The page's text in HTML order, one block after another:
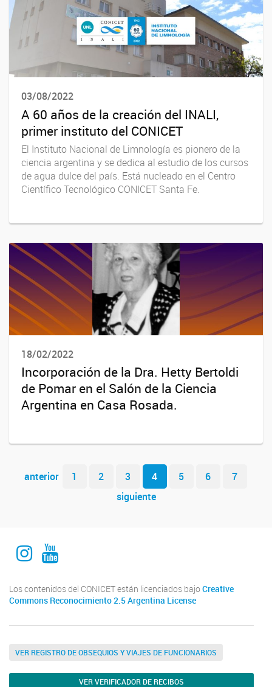
03/08/2022
A 60 años de la creación del INALI,
primer instituto del CONICET
El Instituto Nacional de Limnología es pionero de la
ciencia argentina y se dedica al estudio de los cursos
de agua dulce del país. Está nucleado en el Centro
Científico Tecnológico CONICET Santa Fe.
18/02/2022
Incorporación de la Dra. Hetty Bertoldi
de Pomar en el Salón de la Ciencia
Argentina en Casa Rosada.
Navegador de artículos
anterior 1 2 3 4 5 6
7
siguiente
Instagram Institucional
Youtube Comuniación INALI
Los contenidos del CONICET están licenciados bajo Creative
Commons Reconocimiento 2.5 Argentina License
VER REGISTRO DE OBSEQUIOS Y VIAJES DE FUNCIONARIOS
VER VERIFICADOR DE RECIBOS